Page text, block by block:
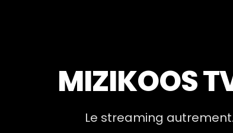
MIZIKOOS
Le streaming autrement.